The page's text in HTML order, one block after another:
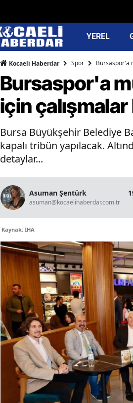
YEREL
Kocaeli Haberdar Spor Bursaspor'a
Bursaspor'a
için çalışmalar
Bursa Büyükşehir Belediye
kapalı tribün yapılacak.
detaylar...
Asuman Şentürk
asuman@kocaelihaberdar.com.tr
Kaynak: İHA